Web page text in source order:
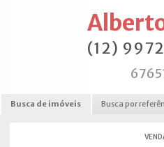
(12)
Busca de imóveis Busca por